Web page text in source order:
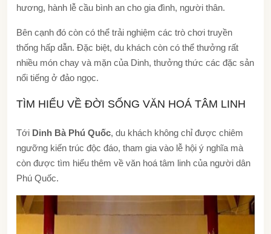
hương, hành lễ cầu bình an cho gia đình, người thân.
Bên cạnh đó còn có thể trải nghiệm các trò chơi truyền
thống hấp dẫn. Đặc biệt, du khách còn có thể thưởng rất
nhiều món chay và mặn của Dinh, thưởng thức các đặc sản
nổi tiếng ở đảo ngọc.
TÌM HIỂU VỀ ĐỜI SỐNG VĂN HOÁ TÂM LINH
Tới Dinh Bà Phú Quốc, du khách không chỉ được chiêm
ngưỡng kiến trúc độc đáo, tham gia vào lễ hội ý nghĩa mà
còn được tìm hiểu thêm về văn hoá tâm linh của người dân
Phú Quốc.